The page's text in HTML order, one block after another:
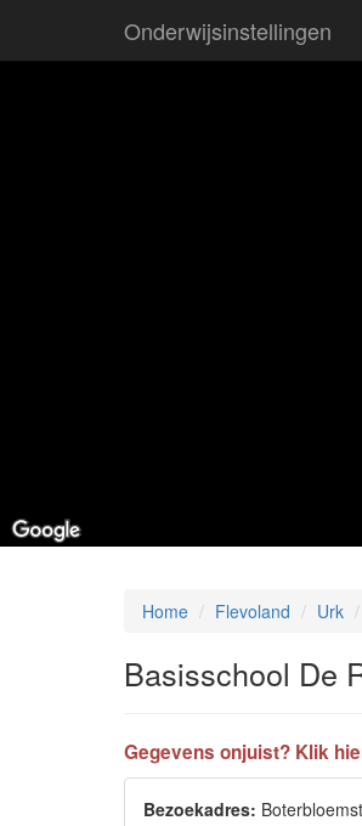
Onderwijsinstellingen
Home Flevoland Urk
Basisschool De
Gegevens onjuist? Klik
Bezoekadres: